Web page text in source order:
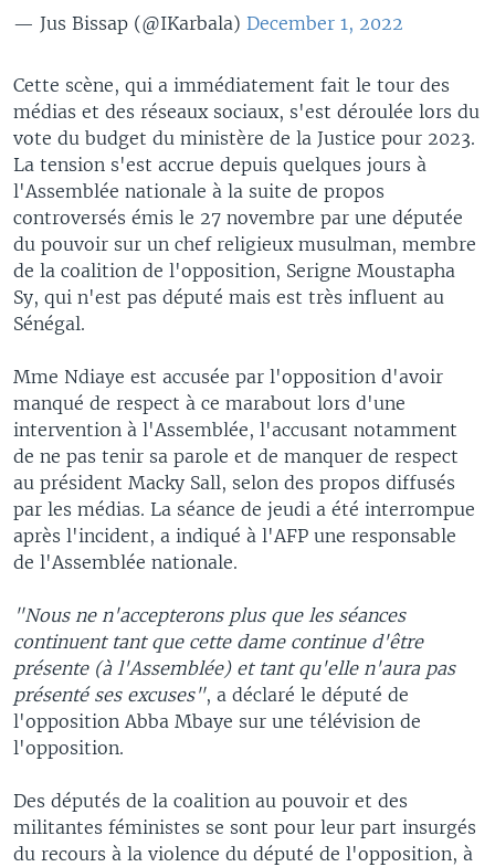
— Jus Bissap (@IKarbala) December 1, 2022
Cette scène, qui a immédiatement fait le tour des
médias et des réseaux sociaux, s'est déroulée lors du
vote du budget du ministère de la Justice pour 2023.
La tension s'est accrue depuis quelques jours à
l'Assemblée nationale à la suite de propos
controversés émis le 27 novembre par une députée
du pouvoir sur un chef religieux musulman, membre
de la coalition de l'opposition, Serigne Moustapha
Sy, qui n'est pas député mais est très influent au
Sénégal.
Mme Ndiaye est accusée par l'opposition d'avoir
manqué de respect à ce marabout lors d'une
intervention à l'Assemblée, l'accusant notamment
de ne pas tenir sa parole et de manquer de respect
au président Macky Sall, selon des propos diffusés
par les médias. La séance de jeudi a été interrompue
après l'incident, a indiqué à l'AFP une responsable
de l'Assemblée nationale.
"Nous ne n'accepterons plus que les séances
continuent tant que cette dame continue d'être
présente (à l'Assemblée) et tant qu'elle n'aura pas
présenté ses excuses", a déclaré le député de
l'opposition Abba Mbaye sur une télévision de
l'opposition.
Des députés de la coalition au pouvoir et des
militantes féministes se sont pour leur part insurgés
du recours à la violence du député de l'opposition, à